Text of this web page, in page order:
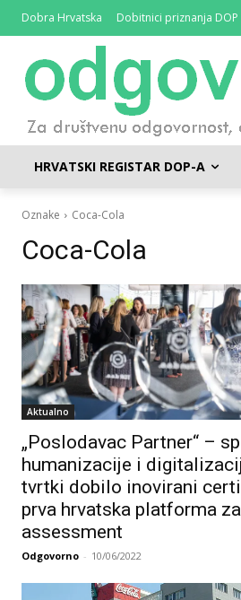
Dobra Hrvatska Dobitnici priznanja DOP
HRVATSKI REGISTAR DOP-A
Oznake Coca-Cola
Coca-Cola
Aktualno
„Poslodavac Partner“ –
humanizacije i
tvrtki dobilo inovirani
prva hrvatska platforma
assessment
Odgovorno - 10/06/2022